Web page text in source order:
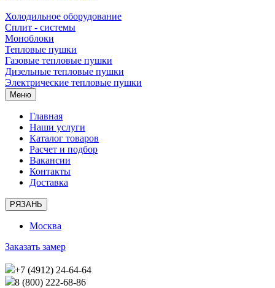
Холодильное оборудование
Сплит - системы
Моноблоки
Тепловые пушки
Газовые тепловые пушки
Дизельные тепловые пушки
Электрические тепловые пушки
Меню
Главная
Наши услуги
Каталог товаров
Расчет и подбор
Вакансии
Контакты
Доставка
РЯЗАНЬ
Москва
Заказать замер
+7 (4912) 24-64-64
8 (800) 222-68-86